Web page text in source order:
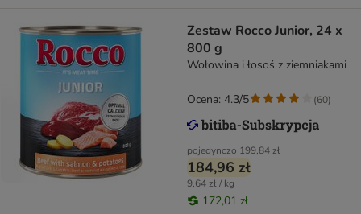
Zestaw Rocco Junior, 24 x
800 g
Wołowina i łosoś z ziemniakami
pojedynczo 199,84 zł
184,96 zł
9,64 zł / kg
172,01 zł
Ocena: 4.3/5 (60)